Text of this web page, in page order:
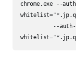
chrome.exe --